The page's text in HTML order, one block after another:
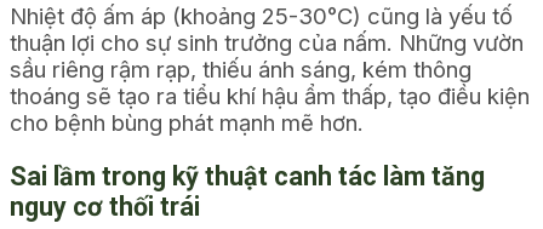
Nhiệt độ ấm áp (khoảng 25-30°C) cũng là yếu tố
thuận lợi cho sự sinh trưởng của nấm. Những vườn
sầu riêng rậm rạp, thiếu ánh sáng, kém thông
thoáng sẽ tạo ra tiểu khí hậu ẩm thấp, tạo điều kiện
cho bệnh bùng phát mạnh mẽ hơn.
Sai lầm trong kỹ thuật canh tác làm tăng
nguy cơ thối trái